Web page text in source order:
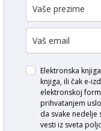
Elektronska
knjiga, ili čak e-
elektronskoj
prihvatanjem
da svake
vesti iz sveta